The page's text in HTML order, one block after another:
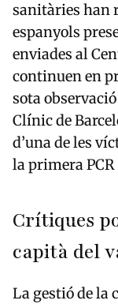
sanitàries han
espanyols
enviades al
continuen en
sota
Clínic de
d’una de les
la primera
Crítiques
capità del
La gestió de la